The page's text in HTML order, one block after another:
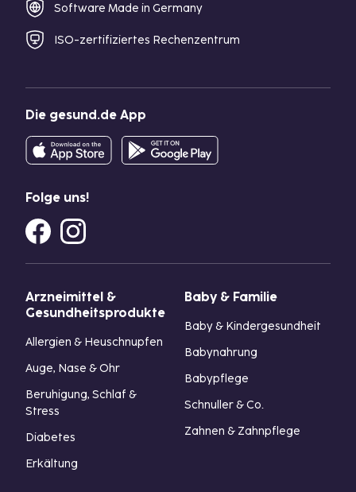
Software Made in Germany
ISO-zertifiziertes Rechenzentrum
Die gesund.de App
Folge uns!
Arzneimittel &
Gesundheitsprodukte
Allergien & Heuschnupfen
Auge, Nase & Ohr
Beruhigung, Schlaf &
Stress
Diabetes
Erkältung
Baby & Familie
Baby & Kindergesundheit
Babynahrung
Babypflege
Schnuller & Co.
Zahnen & Zahnpflege